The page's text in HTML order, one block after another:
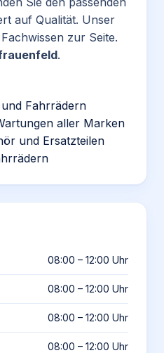
auf Qualität. Unser
zur Seite.
.
Fahrrädern
aller Marken
und Ersatzteilen
08:00 – 12:00 Uhr
08:00 – 12:00 Uhr
08:00 – 12:00 Uhr
08:00 – 12:00 Uhr